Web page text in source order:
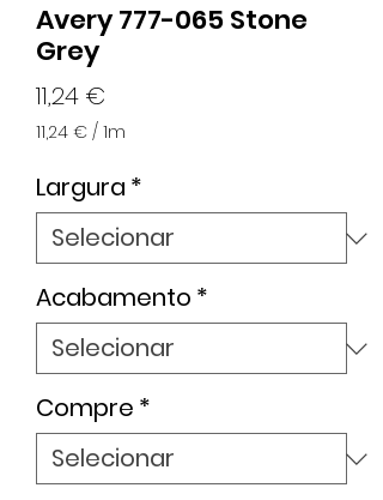
Avery 777-065 Stone
Grey
11,24 €
11,24 € / 1m
por
1
metro
Largura *
Acabamento *
Compre *